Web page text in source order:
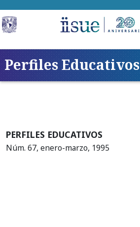
Perfiles Educativos
PERFILES EDUCATIVOS
Núm. 67, enero-marzo, 1995